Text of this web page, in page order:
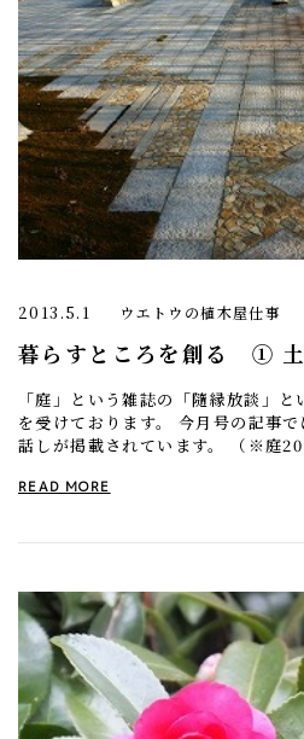
2013.5.1 ウエトウの植木屋仕事
暮らすところを創る ①
「庭」という雑誌の「隨縁放談」
を受けております。 今月号の記事
話しが掲載されています。 （※庭
READ MORE